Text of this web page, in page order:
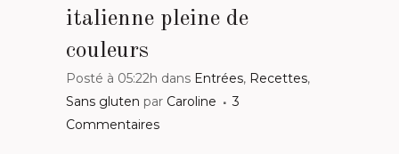
italienne pleine de
couleurs
Posté à 05:22h dans Entrées, Recettes,
Sans gluten par Caroline
3
Commentaires